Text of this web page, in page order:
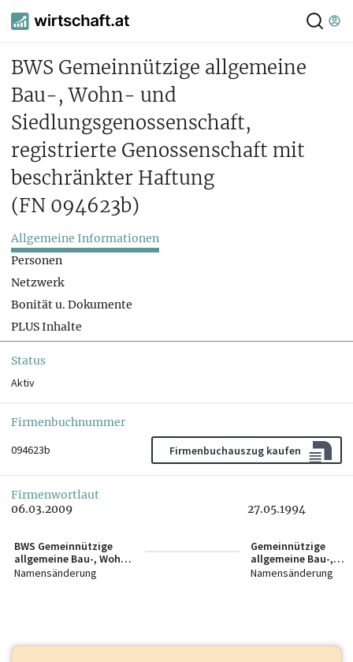
BWS Gemeinnützige allgemeine
Bau-, Wohn- und
Siedlungsgenossenschaft,
registrierte Genossenschaft mit
beschränkter Haftung
(FN 094623b)
Allgemeine Informationen
Personen
Netzwerk
Bonität u. Dokumente
PLUS Inhalte
Status
Aktiv
Firmenbuchnummer
094623b
Firmenbuchauszug kaufen
Firmenwortlaut
06.03.2009
BWS Gemeinnützige
allgemeine Bau-, Wohn-
und
Siedlungsgenossenscha
Namensänderung
27.05.1994
Gemeinnützige
allgemeine Bau-,
Wohnund
Namensänderung